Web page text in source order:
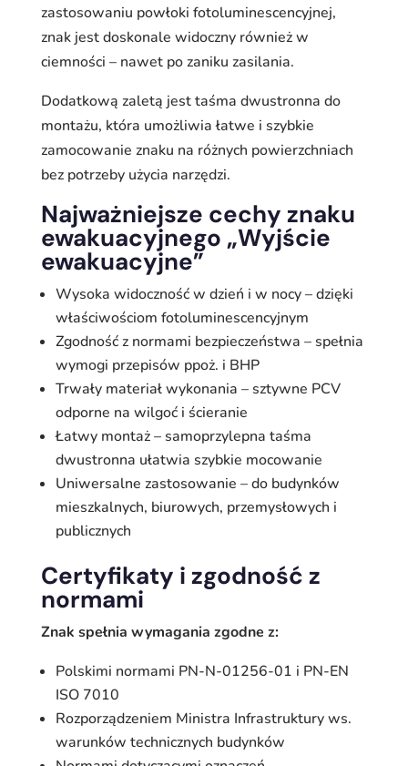
zastosowaniu powłoki fotoluminescencyjnej,
znak jest doskonale widoczny również w
ciemności – nawet po zaniku zasilania.
Dodatkową zaletą jest taśma dwustronna do
montażu, która umożliwia łatwe i szybkie
zamocowanie znaku na różnych powierzchniach
bez potrzeby użycia narzędzi.
Najważniejsze cechy znaku
ewakuacyjnego „Wyjście
ewakuacyjne”
Wysoka widoczność w dzień i w nocy – dzięki
właściwościom fotoluminescencyjnym
Zgodność z normami bezpieczeństwa – spełnia
wymogi przepisów ppoż. i BHP
Trwały materiał wykonania – sztywne PCV
odporne na wilgoć i ścieranie
Łatwy montaż – samoprzylepna taśma
dwustronna ułatwia szybkie mocowanie
Uniwersalne zastosowanie – do budynków
mieszkalnych, biurowych, przemysłowych i
publicznych
Certyfikaty i zgodność z
normami
Znak spełnia wymagania zgodne z:
Polskimi normami PN-N-01256-01 i PN-EN
ISO 7010
Rozporządzeniem Ministra Infrastruktury ws.
warunków technicznych budynków